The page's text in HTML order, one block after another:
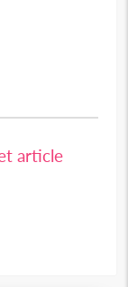
article